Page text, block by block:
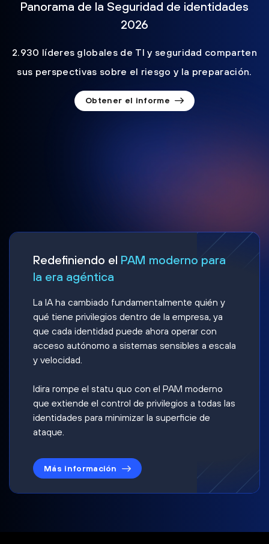
Panorama de la Seguridad de identidades
2026
2.930 líderes globales de TI y seguridad comparten
sus perspectivas sobre el riesgo y la preparación.
Obtener el informe
Redefiniendo el PAM moderno para
la era agéntica
La IA ha cambiado fundamentalmente quién y
qué tiene privilegios dentro de la empresa, ya
que cada identidad puede ahora operar con
acceso autónomo a sistemas sensibles a escala
y velocidad.
Idira rompe el statu quo con el PAM moderno
que extiende el control de privilegios a todas las
identidades para minimizar la superficie de
ataque.
Más información